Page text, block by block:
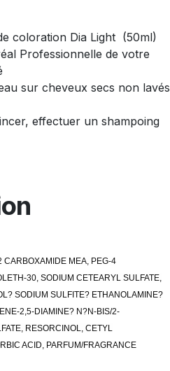
coloration Dia Light (50ml)
Professionnelle de votre
sur cheveux secs non lavés
effectuer un shampoing
CARBOXAMIDE MEA, PEG-4
30, SODIUM CETEARYL SULFATE,
SODIUM SULFITE? ETHANOLAMINE?
2,5-DIAMINE? N?N-BIS/2-
RESORCINOL, CETYL
ACID, PARFUM/FRAGRANCE